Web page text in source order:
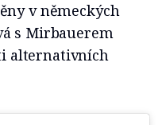
v německých
s Mirbauerem
alternativních